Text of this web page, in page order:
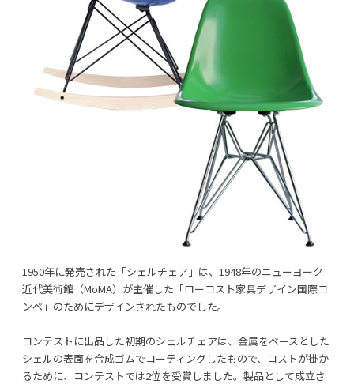
1950年に発売された「シェルチェア」は、1948年のニューヨーク
近代美術館（MoMA）が主催した「ローコスト家具デザイン国際コ
ンペ」のためにデザインされたものでした。
コンテストに出品した初期のシェルチェアは、金属をベースとした
シェルの表面を合成ゴムでコーティングしたもので、コストが掛か
るために、コンテストでは2位を受賞しました。製品として成立さ